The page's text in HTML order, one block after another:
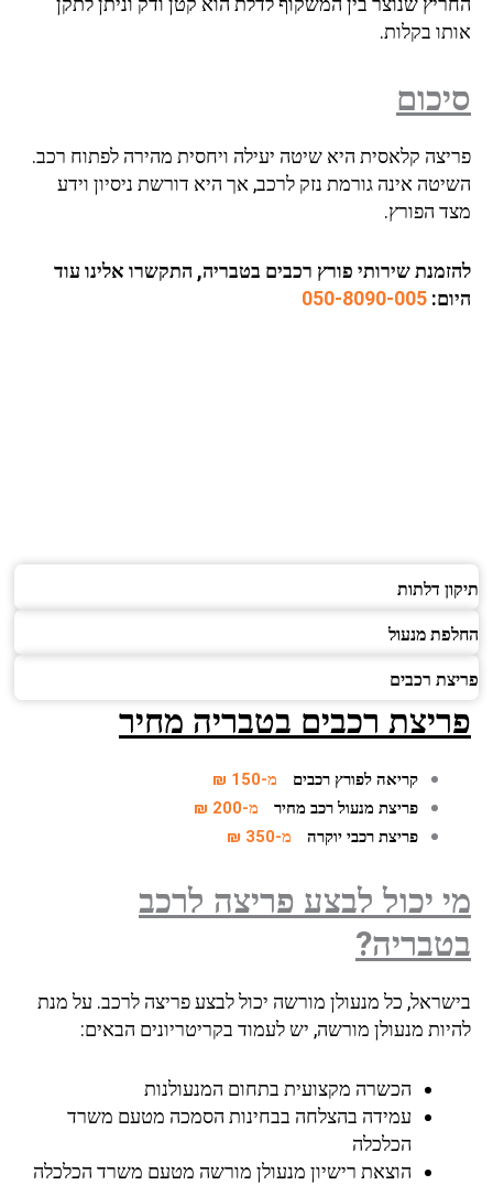
אותו בקלות.
סיכום
פריצה קלאסית היא שיטה יעילה ויחסית מהירה לפתוח רכב.
השיטה אינה גורמת נזק לרכב, אך היא דורשת ניסיון וידע
מצד הפורץ.
להזמנת שירותי פורץ רכבים בטבריה, התקשרו אלינו עוד
היום: 050-8090-005
תיקון דלתות
החלפת מנעול
פריצת רכבים
פריצת רכבים בטבריה מחיר
קריאה לפורץ רכבים
מ-150 ₪
פריצת מנעול רכב מחיר
מ-200 ₪
פריצת רכבי יוקרה
מ-350 ₪
מי יכול לבצע פריצה לרכב
בטבריה?
בישראל, כל מנעולן מורשה יכול לבצע פריצה לרכב. על מנת
להיות מנעולן מורשה, יש לעמוד בקריטריונים הבאים:
הכשרה מקצועית בתחום המנעולנות
עמידה בהצלחה בבחינות הסמכה מטעם משרד
הכלכלה
הוצאת רישיון מנעולן מורשה מטעם משרד הכלכלה